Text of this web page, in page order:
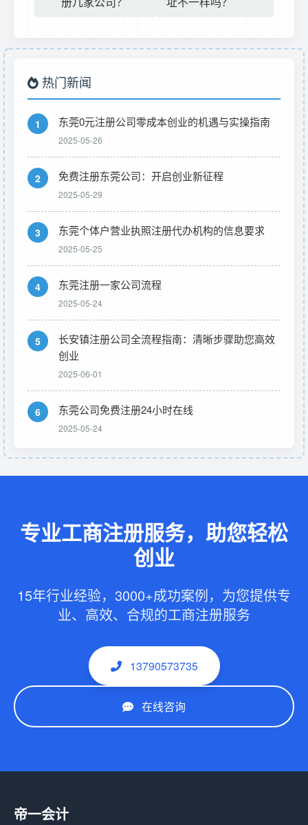
热门新闻
1 东莞0元注册公司零成本创业的机遇与实操指南
2025-05-26
2 免费注册东莞公司：开启创业新征程
2025-05-29
3 东莞个体户营业执照注册代办机构的信息要求
2025-05-25
4 东莞注册一家公司流程
2025-05-24
5
长安镇注册公司全流程指南：清晰步骤助您高效
创业
2025-06-01
6 东莞公司免费注册24小时在线
2025-05-24
专业工商注册服务，助您轻松
创业
15年行业经验，3000+成功案例，为您提供专
业、高效、合规的工商注册服务
13790573735
在线咨询
帝一会计